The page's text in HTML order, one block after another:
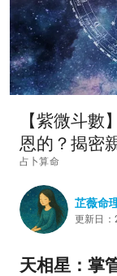
【紫微斗數
恩的？揭密
占卜算命
芷薇命
更新日
天相星：掌